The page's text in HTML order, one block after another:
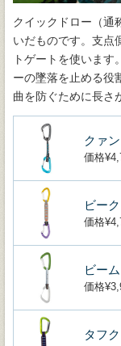
クイックドロー（通
いだものです。支点
トゲートを使いま
ーの墜落を止める役
曲を防ぐために長さ
クァ
価格
ビー
価格
ビー
価格
タフ